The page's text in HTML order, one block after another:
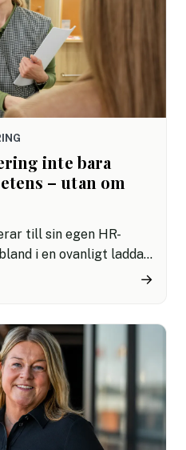
inte bara
– utan om
till sin egen HR-
i en ovanligt laddad
Det är lite som att be en
som både ska
potentiellt kunna ta
→